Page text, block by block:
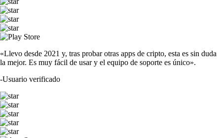
«Llevo desde 2021 y, tras probar otras apps de cripto, esta es sin duda
la mejor. Es muy fácil de usar y el equipo de soporte es único».
-Usuario verificado